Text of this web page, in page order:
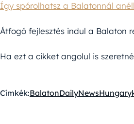
Így spórolhatsz a Balatonnál
Átfogó fejlesztés indul a Balaton
Ha ezt a cikket angolul is
Címkék:BalatonDailyNewsHungary